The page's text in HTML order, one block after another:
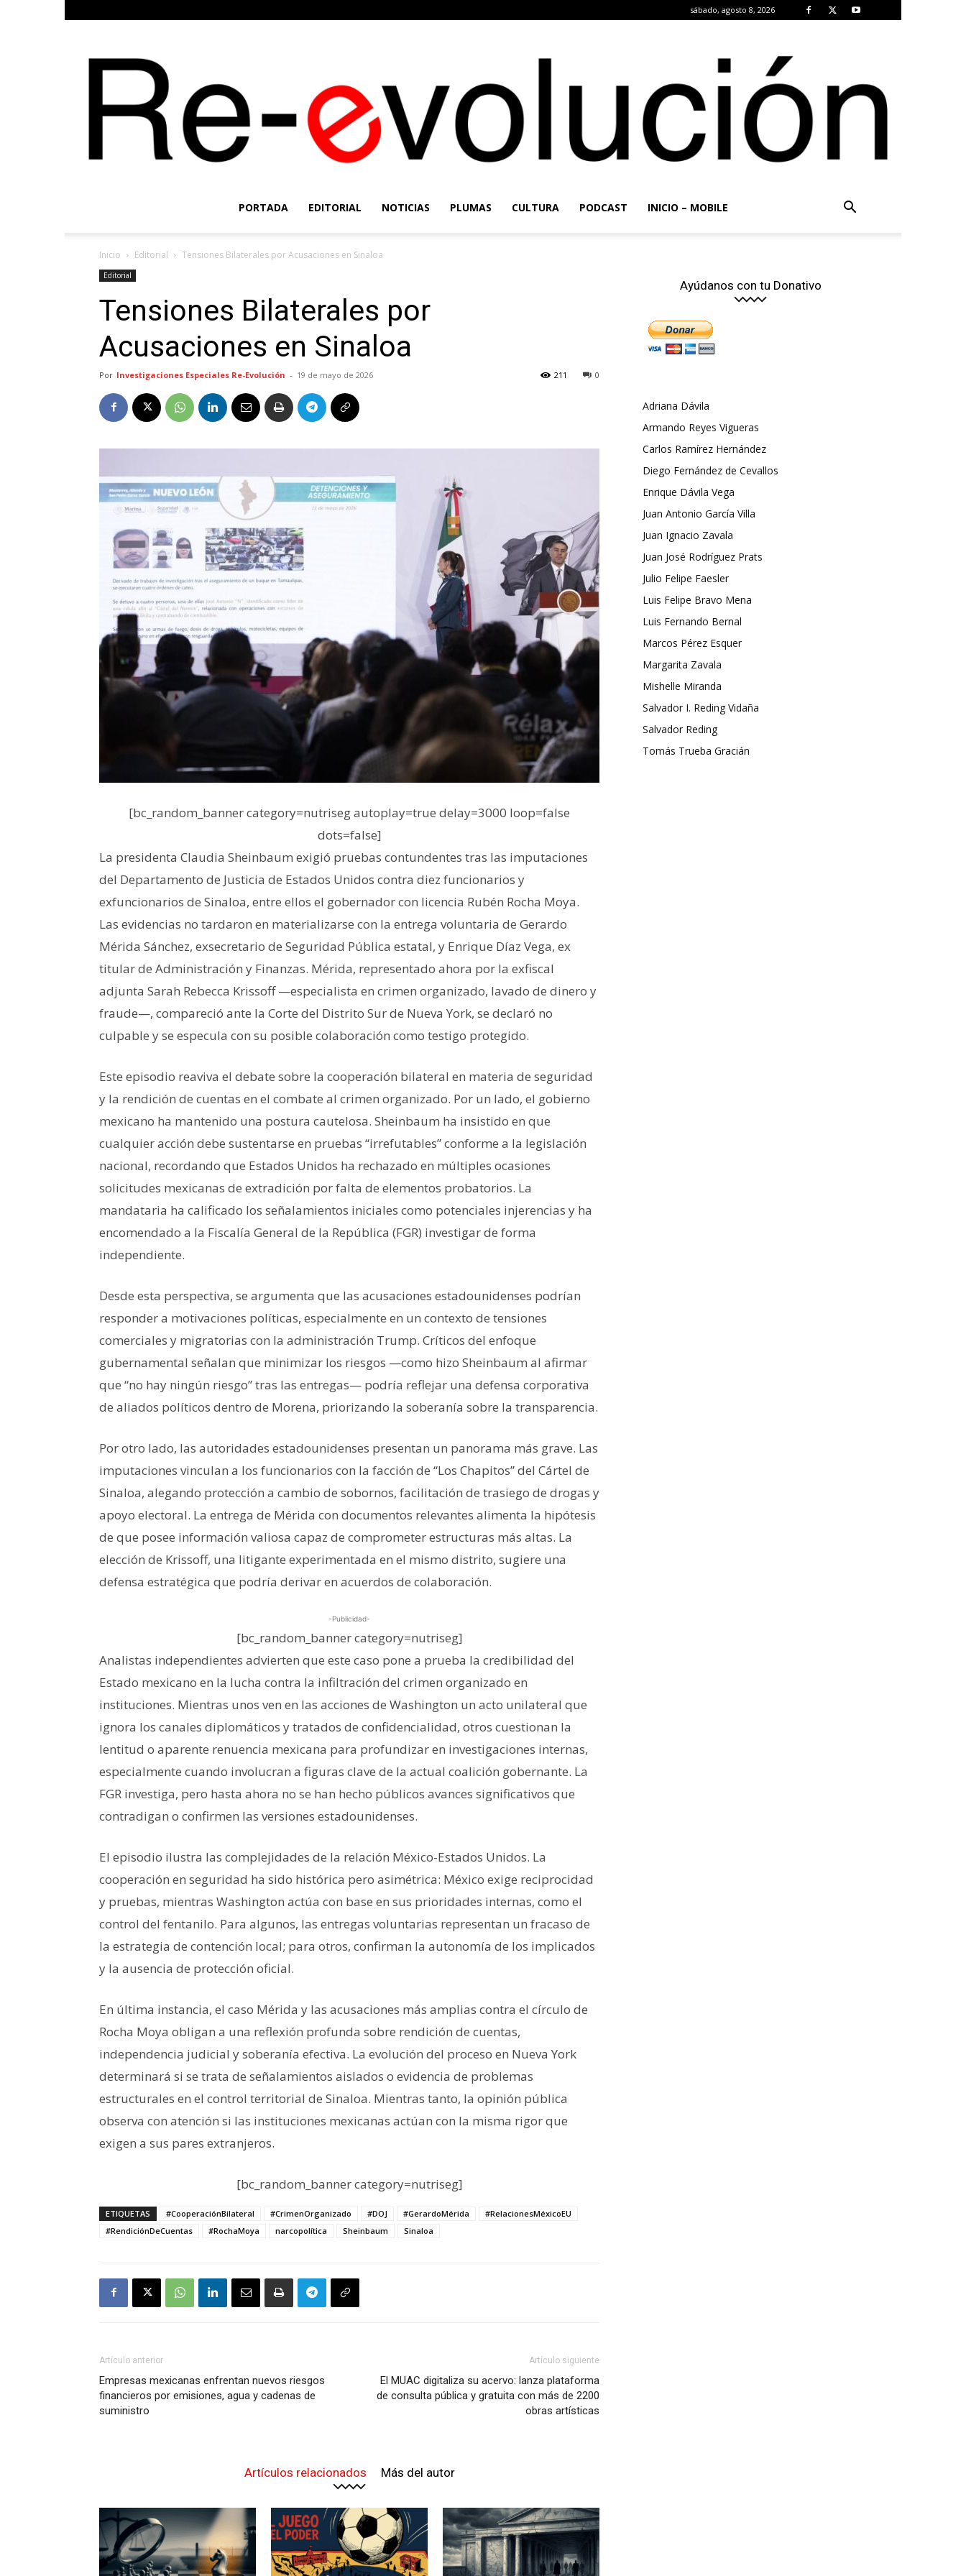
sábado, agosto 8, 2026
PORTADA EDITORIAL NOTICIAS PLUMAS CULTURA PODCAST INICIO – MOBILE
Inicio Editorial Tensiones Bilaterales por Acusaciones en Sinaloa
Editorial
Tensiones Bilaterales por
Acusaciones en Sinaloa
Por Investigaciones Especiales Re-Evolución - 19 de mayo de 2026 0
211
[bc_random_banner category=nutriseg autoplay=true delay=3000 loop=false
dots=false]
La presidenta Claudia Sheinbaum exigió pruebas contundentes tras las imputaciones
del Departamento de Justicia de Estados Unidos contra diez funcionarios y
exfuncionarios de Sinaloa, entre ellos el gobernador con licencia Rubén Rocha Moya.
Las evidencias no tardaron en materializarse con la entrega voluntaria de Gerardo
Mérida Sánchez, exsecretario de Seguridad Pública estatal, y Enrique Díaz Vega, ex
titular de Administración y Finanzas. Mérida, representado ahora por la exfiscal
adjunta Sarah Rebecca Krissoff —especialista en crimen organizado, lavado de dinero y
fraude—, compareció ante la Corte del Distrito Sur de Nueva York, se declaró no
culpable y se especula con su posible colaboración como testigo protegido.
Este episodio reaviva el debate sobre la cooperación bilateral en materia de seguridad
y la rendición de cuentas en el combate al crimen organizado. Por un lado, el gobierno
mexicano ha mantenido una postura cautelosa. Sheinbaum ha insistido en que
cualquier acción debe sustentarse en pruebas “irrefutables” conforme a la legislación
nacional, recordando que Estados Unidos ha rechazado en múltiples ocasiones
solicitudes mexicanas de extradición por falta de elementos probatorios. La
mandataria ha calificado los señalamientos iniciales como potenciales injerencias y ha
encomendado a la Fiscalía General de la República (FGR) investigar de forma
independiente.
Desde esta perspectiva, se argumenta que las acusaciones estadounidenses podrían
responder a motivaciones políticas, especialmente en un contexto de tensiones
comerciales y migratorias con la administración Trump. Críticos del enfoque
gubernamental señalan que minimizar los riesgos —como hizo Sheinbaum al afirmar
que “no hay ningún riesgo” tras las entregas— podría reflejar una defensa corporativa
de aliados políticos dentro de Morena, priorizando la soberanía sobre la transparencia.
Por otro lado, las autoridades estadounidenses presentan un panorama más grave. Las
imputaciones vinculan a los funcionarios con la facción de “Los Chapitos” del Cártel de
Sinaloa, alegando protección a cambio de sobornos, facilitación de trasiego de drogas y
apoyo electoral. La entrega de Mérida con documentos relevantes alimenta la hipótesis
de que posee información valiosa capaz de comprometer estructuras más altas. La
elección de Krissoff, una litigante experimentada en el mismo distrito, sugiere una
defensa estratégica que podría derivar en acuerdos de colaboración.
-Publicidad-
[bc_random_banner category=nutriseg]
Analistas independientes advierten que este caso pone a prueba la credibilidad del
Estado mexicano en la lucha contra la infiltración del crimen organizado en
instituciones. Mientras unos ven en las acciones de Washington un acto unilateral que
ignora los canales diplomáticos y tratados de confidencialidad, otros cuestionan la
lentitud o aparente renuencia mexicana para profundizar en investigaciones internas,
especialmente cuando involucran a figuras clave de la actual coalición gobernante. La
FGR investiga, pero hasta ahora no se han hecho públicos avances significativos que
contradigan o confirmen las versiones estadounidenses.
El episodio ilustra las complejidades de la relación México-Estados Unidos. La
cooperación en seguridad ha sido histórica pero asimétrica: México exige reciprocidad
y pruebas, mientras Washington actúa con base en sus prioridades internas, como el
control del fentanilo. Para algunos, las entregas voluntarias representan un fracaso de
la estrategia de contención local; para otros, confirman la autonomía de los implicados
y la ausencia de protección oficial.
En última instancia, el caso Mérida y las acusaciones más amplias contra el círculo de
Rocha Moya obligan a una reflexión profunda sobre rendición de cuentas,
independencia judicial y soberanía efectiva. La evolución del proceso en Nueva York
determinará si se trata de señalamientos aislados o evidencia de problemas
estructurales en el control territorial de Sinaloa. Mientras tanto, la opinión pública
observa con atención si las instituciones mexicanas actúan con la misma rigor que
exigen a sus pares extranjeros.
[bc_random_banner category=nutriseg]
ETIQUETAS #CooperaciónBilateral #CrimenOrganizado #DOJ #GerardoMérida
#RelacionesMéxicoEU
#RendiciónDeCuentas
#RochaMoya narcopolítica Sheinbaum Sinaloa
Artículo anterior
Empresas mexicanas enfrentan nuevos riesgos
financieros por emisiones, agua y cadenas de
suministro
Artículo siguiente
El MUAC digitaliza su acervo: lanza plataforma
de consulta pública y gratuita con más de 2200
obras artísticas
Artículos relacionados Más del autor
Ayúdanos con tu Donativo
Adriana Dávila
Armando Reyes Vigueras
Carlos Ramírez Hernández
Diego Fernández de Cevallos
Enrique Dávila Vega
Juan Antonio García Villa
Juan Ignacio Zavala
Juan José Rodríguez Prats
Julio Felipe Faesler
Luis Felipe Bravo Mena
Luis Fernando Bernal
Marcos Pérez Esquer
Margarita Zavala
Mishelle Miranda
Salvador I. Reding Vidaña
Salvador Reding
Tomás Trueba Gracián